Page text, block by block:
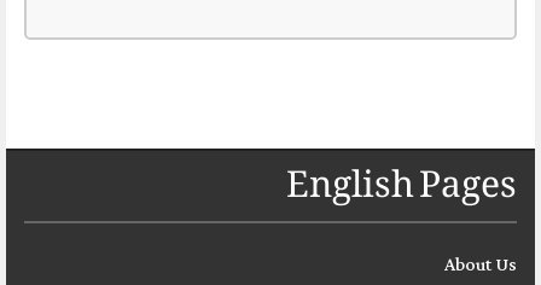
English Pages
About Us